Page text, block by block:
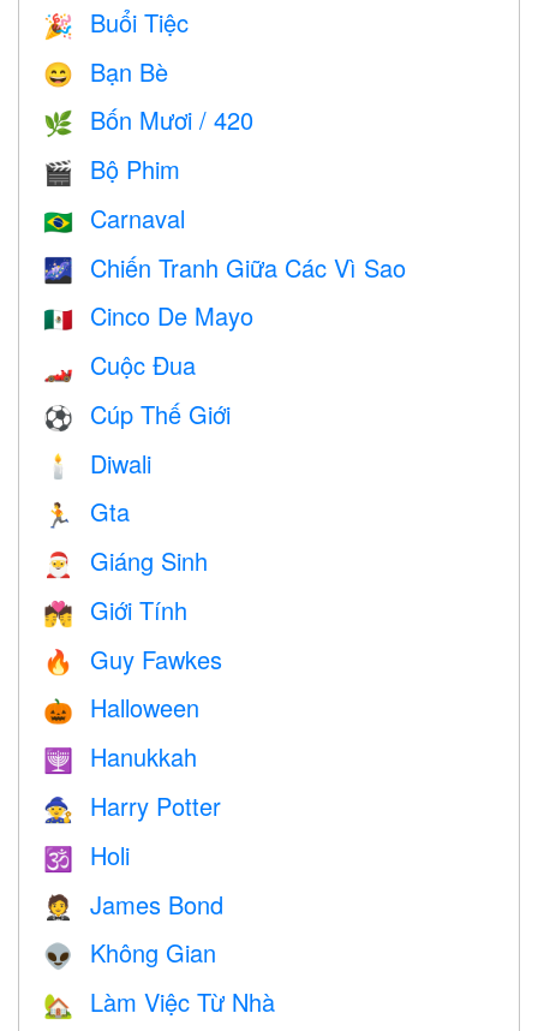
🎉 Buổi Tiệc
😄 Bạn Bè
🌿 Bốn Mươi / 420
🎬 Bộ Phim
🇧🇷 Carnaval
🌌 Chiến Tranh Giữa Các Vì Sao
🇲🇽 Cinco De Mayo
🏎 Cuộc Đua
⚽ Cúp Thế Giới
🕯 Diwali
🏃 Gta
🎅 Giáng Sinh
💏 Giới Tính
🔥 Guy Fawkes
🎃 Halloween
🕎 Hanukkah
🧙 Harry Potter
🕉 Holi
🤵 James Bond
👽 Không Gian
🏡 Làm Việc Từ Nhà